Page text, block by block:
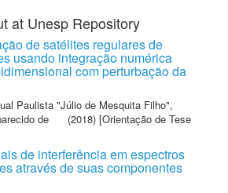
at Unesp Repository
de satélites regulares de
usando integração numérica
com perturbação da
Paulista "Júlio de Mesquita Filho",
de
(2018) [Orientação de Tese
de interferência em espectros
através de suas componentes